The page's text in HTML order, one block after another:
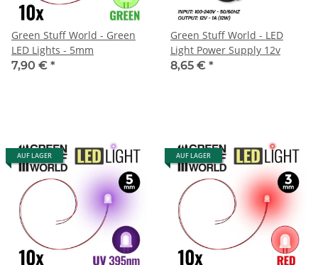
Green Stuff World - Green
LED Lights - 5mm
7,90 € *
Green Stuff World - LED
Light Power Supply 12v
8,65 € *
AUF LAGER AUF LAGER